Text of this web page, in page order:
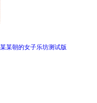
某某朝的女子乐坊测试版